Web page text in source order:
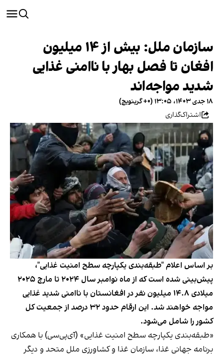
سازمان ملل: بیش از ۱۴ میلیون
افغان تا فصل بهار با ناامنی غذایی
شدید مواجه‌اند
۱۸ جدی ۱۴۰۳، ۱۳:۰۵ (‎+۰ گرینویچ)
اشتراک‌گذاری
بر اساس اعلام "طبقه‌بندی یکپارچه سطح امنیت غذایی"،
پیش‌بینی شده است که از ماه نوامبر سال ۲۰۲۴ تا مارچ ۲۰۲۵
میلادی ۱۴.۸ میلیون نفر در افغانستان با ناامنی شدید غذایی
مواجه خواهند شد. این ارقام حدود ۳۲ درصد از جمعیت کل
کشور را شامل می‌‌شود.
«طبقه‌بندی یکپارچه سطح امنیت غذایی» (آی‌پی‌سی) با همکاری
برنامه جهانی غذا، سازمان غذا و کشاورزی ملل متحد و دیگر